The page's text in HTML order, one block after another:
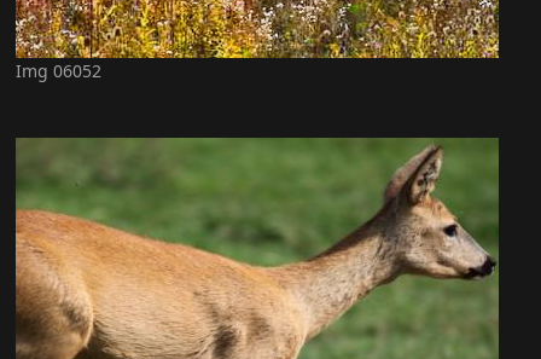
Img 06052